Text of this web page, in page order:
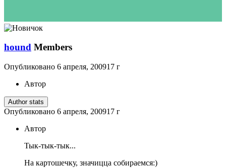
hound Members
Опубликовано 6 апреля, 200917 г
Автор
Author stats
Опубликовано 6 апреля, 200917 г
Автор
Тык-тык-тык...
На картошечку, значицца собираемся:)